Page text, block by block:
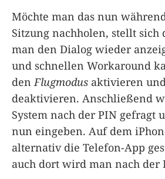
Möchte man das nun
Sitzung nachholen, stellt sich
man den Dialog wieder
und schnellen Workaround
den Flugmodus aktivieren
deaktivieren. Anschließend
System nach der PIN gefragt
nun eingeben. Auf dem
alternativ die Telefon-App
auch dort wird man nach der